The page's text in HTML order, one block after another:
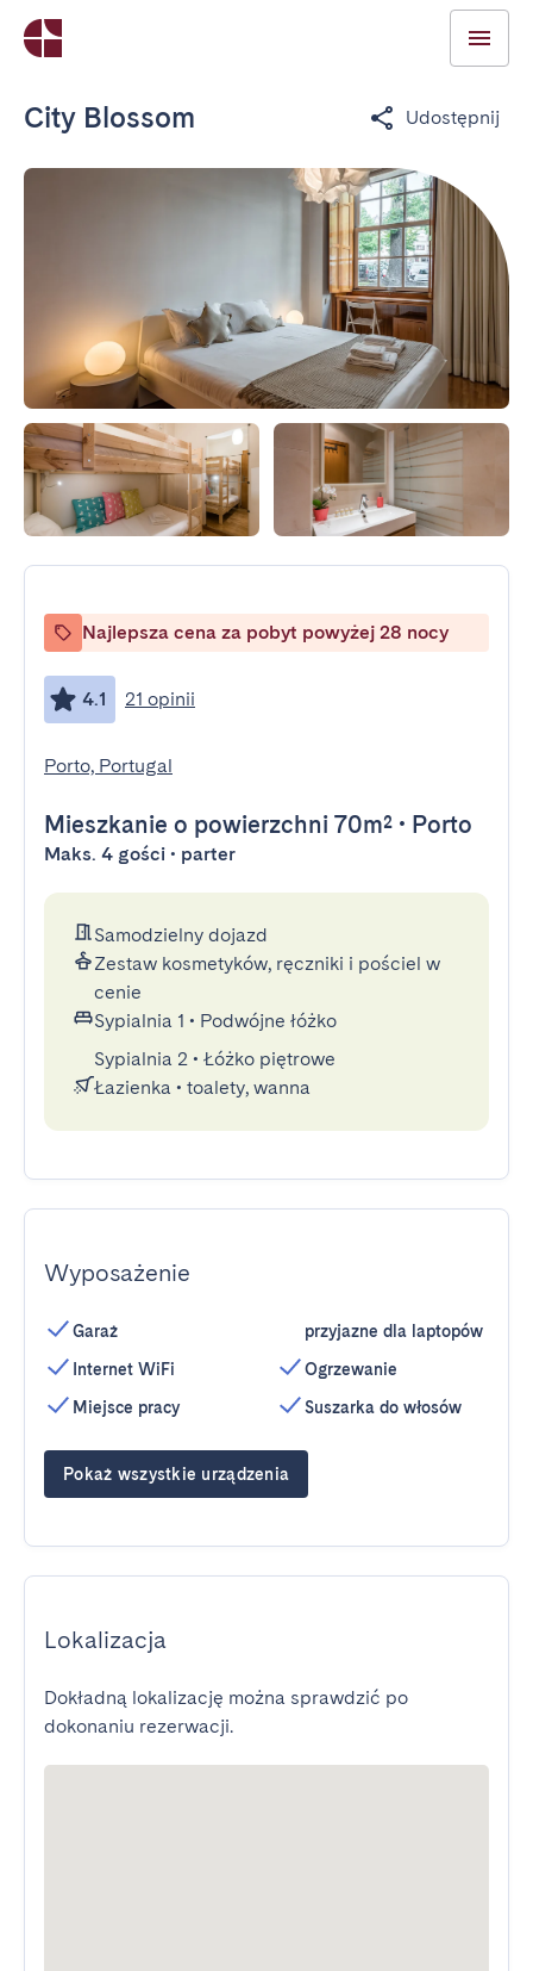
City Blossom Udostępnij
Najlepsza cena za pobyt powyżej 28 nocy
4.1 21 opinii
Porto, Portugal
Mieszkanie o powierzchni 70m² • Porto
Maks. 4 gości • parter
Samodzielny dojazd
Zestaw kosmetyków, ręczniki i pościel w
cenie
Sypialnia 1 • Podwójne łóżko
Sypialnia 2 • Łóżko piętrowe
Łazienka • toalety, wanna
Wyposażenie
Garaż
Internet WiFi
Miejsce pracy
przyjazne dla laptopów
Ogrzewanie
Suszarka do włosów
Pokaż wszystkie urządzenia
Lokalizacja
Dokładną lokalizację można sprawdzić po
dokonaniu rezerwacji.